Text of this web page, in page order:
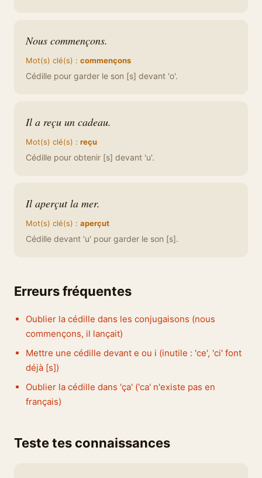
Nous commençons.
Mot(s) clé(s) : commençons
Cédille pour garder le son [s] devant 'o'.
Il a reçu un cadeau.
Mot(s) clé(s) : reçu
Cédille pour obtenir [s] devant 'u'.
Il aperçut la mer.
Mot(s) clé(s) : aperçut
Cédille devant 'u' pour garder le son [s].
Erreurs fréquentes
Oublier la cédille dans les conjugaisons (nous
commençons, il lançait)
Mettre une cédille devant e ou i (inutile : 'ce', 'ci' font
déjà [s])
Oublier la cédille dans 'ça' ('ca' n'existe pas en
français)
Teste tes connaissances